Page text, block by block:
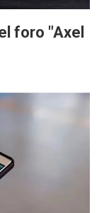
foro "Axel